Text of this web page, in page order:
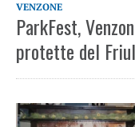
VENZONE
ParkFest,
protette del